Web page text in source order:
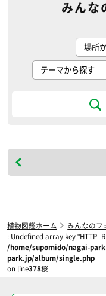
みんな
植物図鑑ホーム みんなのフ
: Undefined array key
/home/supomido/nagai-
park.jp/album/single.php
on line378桜